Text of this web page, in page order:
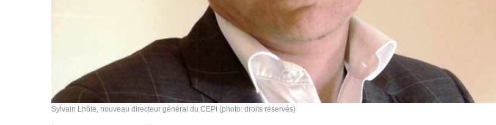
Sylvain Lhôte, nouveau directeur général du CEPI (photo: droits réservés)